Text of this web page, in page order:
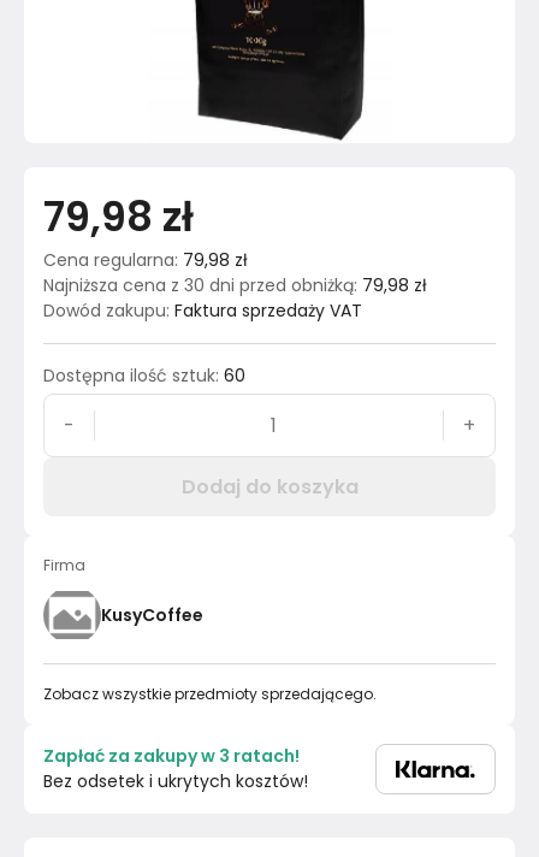
79,98 zł
Cena regularna: 79,98 zł
Najniższa cena z 30 dni przed obniżką: 79,98 zł
Dowód zakupu: Faktura sprzedaży VAT
Dostępna ilość sztuk: 60
- +
Dodaj do koszyka
Firma
KusyCoffee
Zobacz wszystkie przedmioty sprzedającego.
Zapłać za zakupy w 3 ratach!
Bez odsetek i ukrytych kosztów!